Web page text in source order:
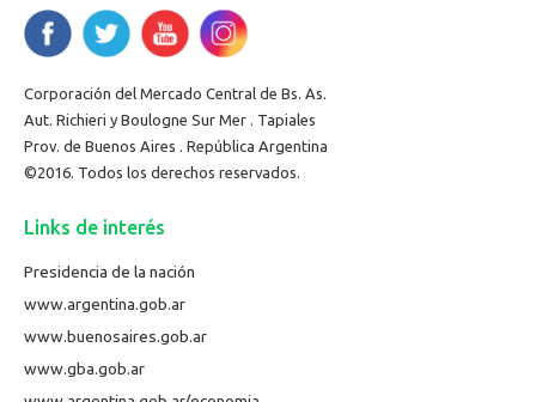
Corporación del Mercado Central de Bs. As.
Aut. Richieri y Boulogne Sur Mer . Tapiales
Prov. de Buenos Aires . República Argentina
©2016. Todos los derechos reservados.
Links de interés
Presidencia de la nación
www.argentina.gob.ar
www.buenosaires.gob.ar
www.gba.gob.ar